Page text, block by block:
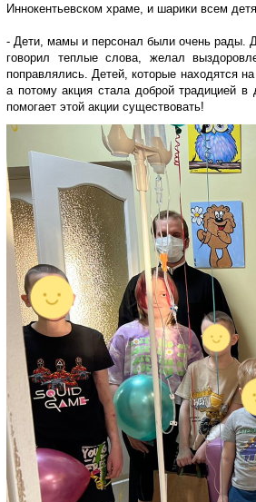
Иннокентьевском храме, и шарики всем
- Дети, мамы и персонал были очень рады.
говорил теплые слова, желал
поправлялись. Детей, которые находятся
а потому акция стала доброй традицией
помогает этой акции существовать!